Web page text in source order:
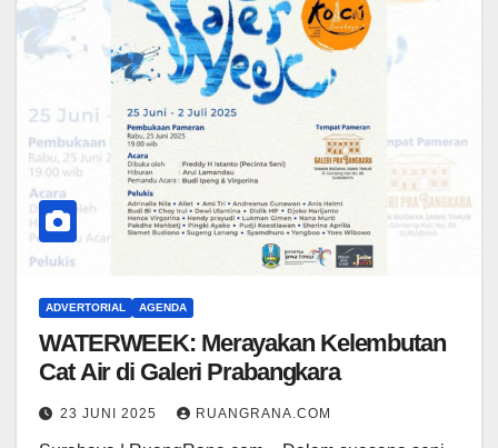
ADVERTORIAL AGENDA
WATERWEEK: Merayakan Kelembutan
Cat Air di Galeri Prabangkara
23 JUNI 2025 RUANGRANA.COM